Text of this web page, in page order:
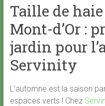
Taille de
Mont-d’Or :
jardin pour
Servinity
L’automne est la saison
espaces verts ! Chez